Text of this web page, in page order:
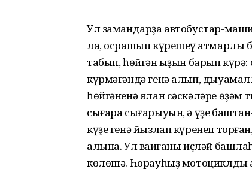
Ул замандарҙа автобустар-
ла, осрашып күрешеү ҡатмарлы
табып, һөйгән ҡыҙын барып
күрмәгәндә генә алып,
һөйгәненә ялан сәскәләре
сығара сығарыуын, ә үҙе баштан-
күҙе генә йызлап күренеп
алына. Ул ваҡиғаны иҫләй
көлөшә. Һорауһыҙ мотоциклды